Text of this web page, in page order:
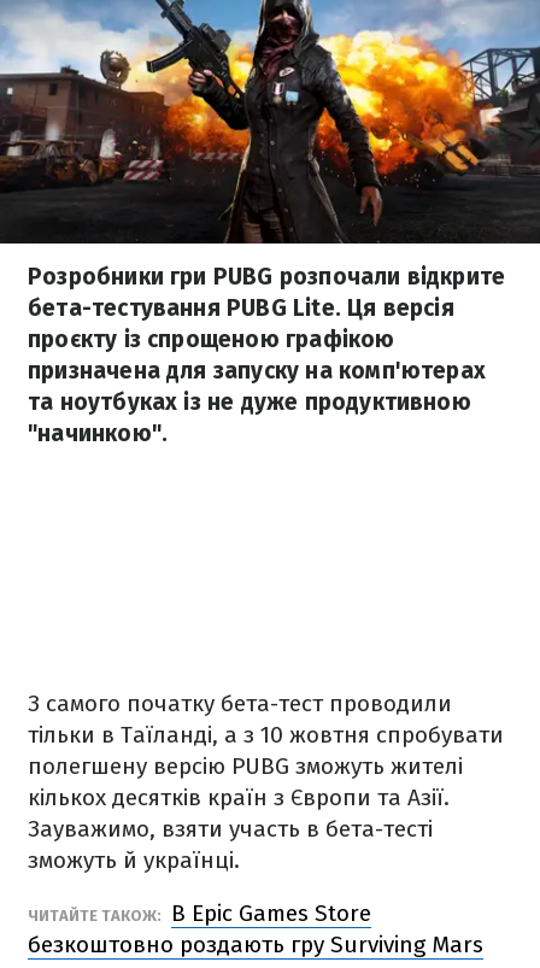
Розробники гри PUBG розпочали відкрите
бета-тестування PUBG Lite. Ця версія
проєкту із спрощеною графікою
призначена для запуску на комп'ютерах
та ноутбуках із не дуже продуктивною
"начинкою".
З самого початку бета-тест проводили
тільки в Таїланді, а з 10 жовтня спробувати
полегшену версію PUBG зможуть жителі
кількох десятків країн з Європи та Азії.
Зауважимо, взяти участь в бета-тесті
зможуть й українці.
ЧИТАЙТЕ ТАКОЖ:
В Epic Games Store
безкоштовно роздають гру Surviving Mars